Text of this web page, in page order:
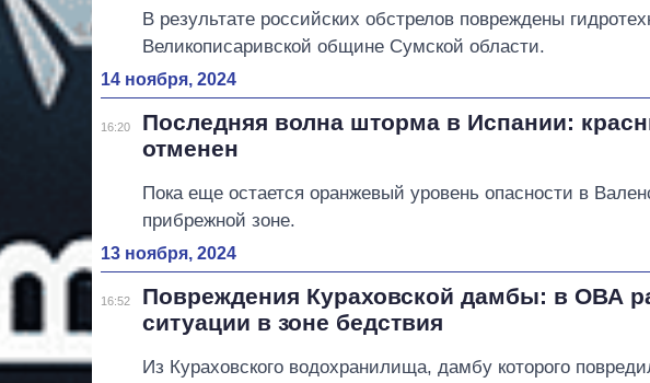
В результате российских обстрелов повреждены
Великописаривской общине Сумской области.
14 ноября, 2024
16:20
Последняя волна шторма в Испании:
отменен
Пока еще остается оранжевый уровень опасности в
прибрежной зоне.
13 ноября, 2024
16:52
Повреждения Кураховской дамбы: в ОВА
ситуации в зоне бедствия
Из Кураховского водохранилища, дамбу которого